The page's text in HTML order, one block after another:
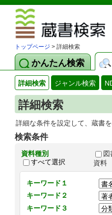
トップページ > 詳細検索
かんたん検索
詳細検索 ジャンル検索
詳細検索
詳細な条件を設定して、蔵書
検索条件
資料種別
すべて選択
資
キーワード１
キーワード２
キーワード３